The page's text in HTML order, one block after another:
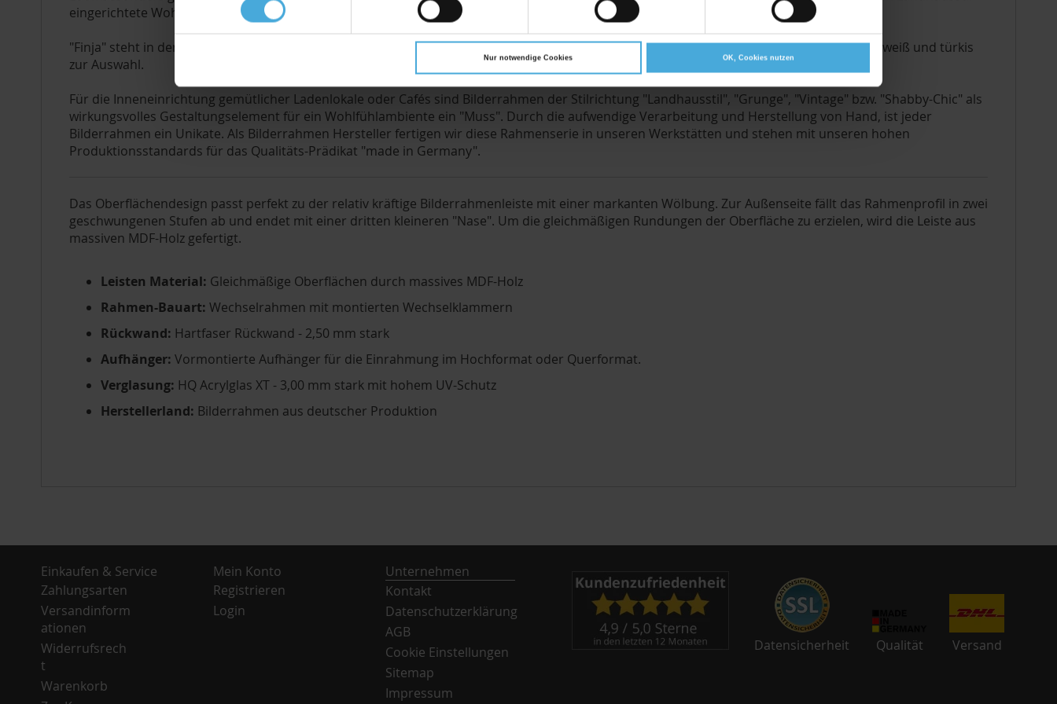
Nur notwendige Cookies OK, Cookies nutzen
eingerichtete Wohnambiente ein.
"Finja" steht in den Farbkombinationen grasgrün-weiß, braun, schwarz, creme-weiß, blau-weiß, mint-weiß, pastellkupfer-weiß, dunkelblau-weiß und türkis
zur Auswahl.
Für die Inneneinrichtung gemütlicher Ladenlokale oder Cafés sind Bilderrahmen der Stilrichtung "Landhausstil", "Grunge", "Vintage" bzw. "Shabby-Chic" als
wirkungsvolles Gestaltungselement für ein Wohlfühlambiente ein "Muss". Durch die aufwendige Verarbeitung und Herstellung von Hand, ist jeder
Bilderrahmen ein Unikate. Als Bilderrahmen Hersteller fertigen wir diese Rahmenserie in unseren Werkstätten und stehen mit unseren hohen
Produktionsstandards für das Qualitäts-Prädikat "made in Germany".
Das Oberflächendesign passt perfekt zu der relativ kräftige Bilderrahmenleiste mit einer markanten Wölbung. Zur Außenseite fällt das Rahmenprofil in zwei
geschwungenen Stufen ab und endet mit einer dritten kleineren "Nase". Um die gleichmäßigen Rundungen der Oberfläche zu erzielen, wird die Leiste aus
massiven MDF-Holz gefertigt.
Leisten Material: Gleichmäßige Oberflächen durch massives MDF-Holz
Rahmen-Bauart: Wechselrahmen mit montierten Wechselklammern
Rückwand: Hartfaser Rückwand - 2,50 mm stark
Aufhänger: Vormontierte Aufhänger für die Einrahmung im Hochformat oder Querformat.
Verglasung: HQ Acrylglas XT - 3,00 mm stark mit hohem UV-Schutz
Herstellerland: Bilderrahmen aus deutscher Produktion
Einkaufen & Service
Zahlungsarten
Versandinform
ationen
Widerrufsrech
t
Warenkorb
Mein Konto
Registrieren
Login
Unternehmen
Kontakt
Datenschutzerklärung
AGB
Cookie Einstellungen
Sitemap
Impressum
Datensicherheit Qualität Versand